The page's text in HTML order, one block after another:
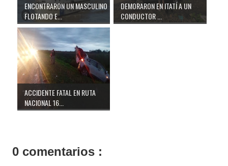
ENCONTRARON UN MASCULINO
FLOTANDO E...
DEMORARON EN ITATÍ A UN
CONDUCTOR ...
ACCIDENTE FATAL EN RUTA
NACIONAL 16...
0 comentarios :